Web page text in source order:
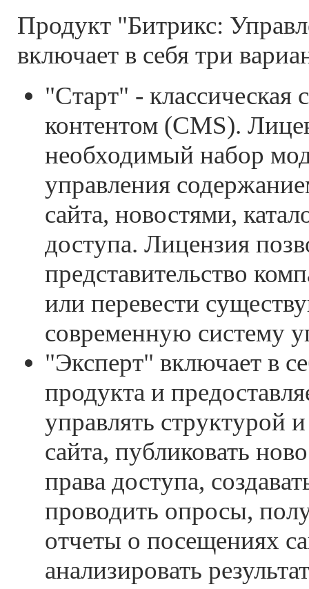
Продукт "Битрикс:
включает в себя три
"Старт" - классическая
контентом (CMS).
необходимый набор
управления
сайта, новостями,
доступа. Лицензия
представительство
или перевести
современную систему
"Эксперт" включает в
продукта и
управлять структурой
сайта, публиковать
права доступа,
проводить опросы,
отчеты о посещениях
анализировать